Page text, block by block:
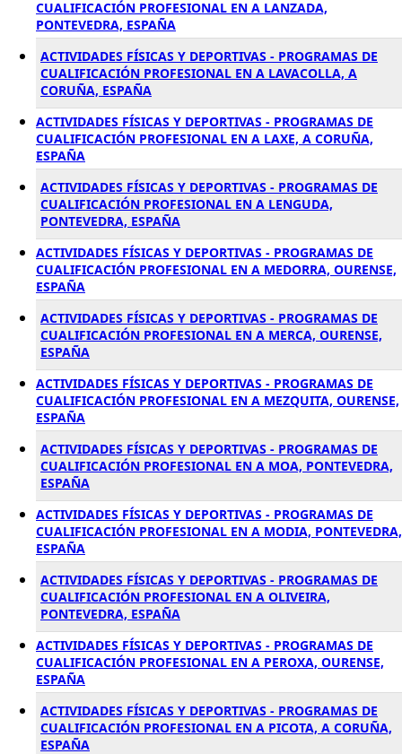
CUALIFICACIÓN PROFESIONAL EN A LANZADA,
PONTEVEDRA, ESPAÑA
ACTIVIDADES FÍSICAS Y DEPORTIVAS - PROGRAMAS DE
CUALIFICACIÓN PROFESIONAL EN A LAVACOLLA, A
CORUÑA, ESPAÑA
ACTIVIDADES FÍSICAS Y DEPORTIVAS - PROGRAMAS DE
CUALIFICACIÓN PROFESIONAL EN A LAXE, A CORUÑA,
ESPAÑA
ACTIVIDADES FÍSICAS Y DEPORTIVAS - PROGRAMAS DE
CUALIFICACIÓN PROFESIONAL EN A LENGUDA,
PONTEVEDRA, ESPAÑA
ACTIVIDADES FÍSICAS Y DEPORTIVAS - PROGRAMAS DE
CUALIFICACIÓN PROFESIONAL EN A MEDORRA, OURENSE,
ESPAÑA
ACTIVIDADES FÍSICAS Y DEPORTIVAS - PROGRAMAS DE
CUALIFICACIÓN PROFESIONAL EN A MERCA, OURENSE,
ESPAÑA
ACTIVIDADES FÍSICAS Y DEPORTIVAS - PROGRAMAS DE
CUALIFICACIÓN PROFESIONAL EN A MEZQUITA, OURENSE,
ESPAÑA
ACTIVIDADES FÍSICAS Y DEPORTIVAS - PROGRAMAS DE
CUALIFICACIÓN PROFESIONAL EN A MOA, PONTEVEDRA,
ESPAÑA
ACTIVIDADES FÍSICAS Y DEPORTIVAS - PROGRAMAS DE
CUALIFICACIÓN PROFESIONAL EN A MODIA, PONTEVEDRA,
ESPAÑA
ACTIVIDADES FÍSICAS Y DEPORTIVAS - PROGRAMAS DE
CUALIFICACIÓN PROFESIONAL EN A OLIVEIRA,
PONTEVEDRA, ESPAÑA
ACTIVIDADES FÍSICAS Y DEPORTIVAS - PROGRAMAS DE
CUALIFICACIÓN PROFESIONAL EN A PEROXA, OURENSE,
ESPAÑA
ACTIVIDADES FÍSICAS Y DEPORTIVAS - PROGRAMAS DE
CUALIFICACIÓN PROFESIONAL EN A PICOTA, A CORUÑA,
ESPAÑA